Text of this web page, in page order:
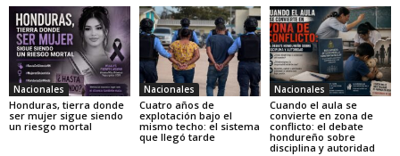
Nacionales
Honduras, tierra donde
ser mujer sigue siendo
un riesgo mortal
Nacionales
Cuatro años de
explotación bajo el
mismo techo: el sistema
que llegó tarde
Nacionales
Cuando el aula se
convierte en zona de
conflicto: el debate
hondureño sobre
disciplina y autoridad